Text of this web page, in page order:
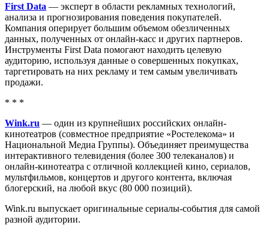
First Data — эксперт в области рекламных технологий,
анализа и прогнозирования поведения покупателей.
Компания оперирует большим объемом обезличенных
данных, полученных от онлайн-касс и других партнеров.
Инструменты First Data помогают находить целевую
аудиторию, используя данные о совершенных покупках,
таргетировать на них рекламу и тем самым увеличивать
продажи.
* * *
Wink.ru — один из крупнейших российских онлайн-
кинотеатров (совместное предприятие «Ростелекома» и
Национальной Медиа Группы). Объединяет преимущества
интерактивного телевидения (более 300 телеканалов) и
онлайн-кинотеатра с отличной коллекцией кино, сериалов,
мультфильмов, концертов и другого контента, включая
блогерский, на любой вкус (80 000 позиций).
Wink.ru выпускает оригинальные сериалы-события для самой
разной аудитории.